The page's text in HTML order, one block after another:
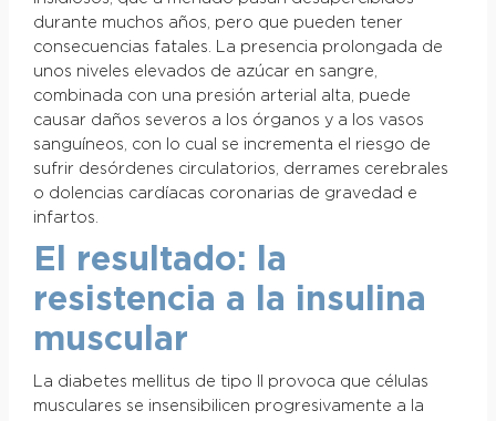
durante muchos años, pero que pueden tener
consecuencias fatales. La presencia prolongada de
unos niveles elevados de azúcar en sangre,
combinada con una presión arterial alta, puede
causar daños severos a los órganos y a los vasos
sanguíneos, con lo cual se incrementa el riesgo de
sufrir desórdenes circulatorios, derrames cerebrales
o dolencias cardíacas coronarias de gravedad e
infartos.
El resultado: la
resistencia a la insulina
muscular
La diabetes mellitus de tipo II provoca que células
musculares se insensibilicen progresivamente a la